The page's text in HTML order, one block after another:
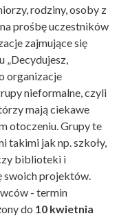
rodziny, osoby z
prośbę uczestników
zajmujące się
organizacje
nieformalne, czyli
mają ciekawe
otoczeniu. Grupy te
takimi jak np. szkoły,
biblioteki i
swoich projektów.
- termin
do 10 kwietnia